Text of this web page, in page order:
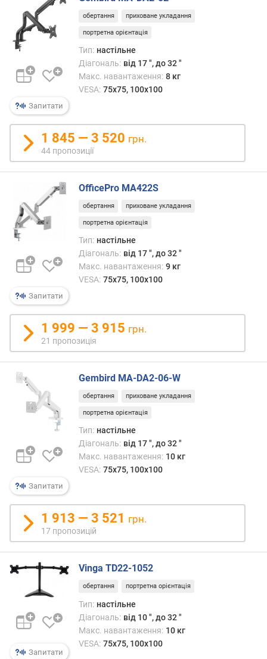
ц
ь
.
н
а
в
а
н
т
е
н
о
д
і
є
ї
п
о
л
ц
і
(
)
і
д
т
ж
п
о
и
Запитати
обертання приховане укладання
портретна орієнтація
Тип: настільне
Діагональ: від 17 ", до 32 "
Макс. навантаження: 8 кг
VESA: 75x75, 100x100
1 845 — 3 520 грн.
44 пропозиції
Запитати
OfficePro MA422S
обертання приховане укладання
портретна орієнтація
Тип: настільне
Діагональ: від 17 ", до 32 "
Макс. навантаження: 9 кг
VESA: 75x75, 100x100
1 999 — 3 915 грн.
21 пропозиція
Запитати
Gembird MA-DA2-06-W
обертання приховане укладання
портретна орієнтація
Тип: настільне
Діагональ: від 17 ", до 32 "
Макс. навантаження: 10 кг
VESA: 75x75, 100x100
1 913 — 3 521 грн.
17 пропозицій
Запитати
Vinga TD22-1052
обертання портретна орієнтація
Тип: настільне
Діагональ: від 10 ", до 32 "
Макс. навантаження: 10 кг
VESA: 75x75, 100x100